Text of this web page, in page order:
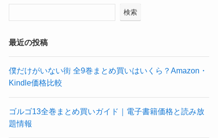
検索
最近の投稿
僕だけがいない街 全9巻まとめ買いはいくら？Amazon・
Kindle価格比較
ゴルゴ13全巻まとめ買いガイド｜電子書籍価格と読み放
題情報